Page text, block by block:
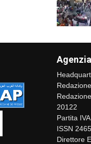
20122
Partita
ISSN
Direttore